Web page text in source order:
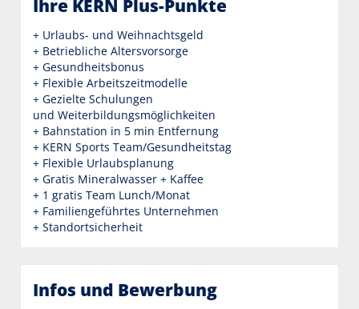
Ihre KERN Plus-Punkte
+ Urlaubs- und Weihnachtsgeld
+ Betriebliche Altersvorsorge
+ Gesundheitsbonus
+ Flexible Arbeitszeitmodelle
+ Gezielte Schulungen
und Weiterbildungsmöglichkeiten
+ Bahnstation in 5 min Entfernung
+ KERN Sports Team/Gesundheitstag
+ Flexible Urlaubsplanung
+ Gratis Mineralwasser + Kaffee
+ 1 gratis Team Lunch/Monat
+ Familiengeführtes Unternehmen
+ Standortsicherheit
Infos und Bewerbung